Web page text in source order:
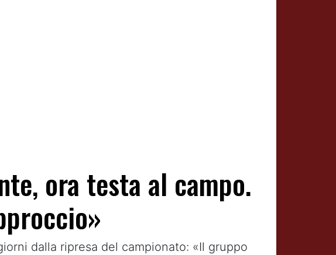
ora testa al campo.
dalla ripresa del campionato: «Il gruppo